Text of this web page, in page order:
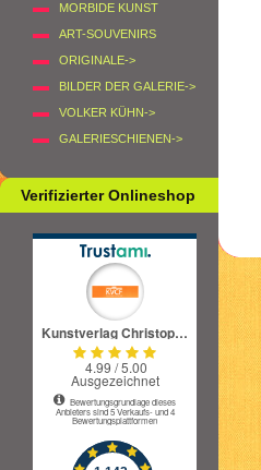
MORBIDE KUNST
ART-SOUVENIRS
ORIGINALE->
BILDER DER GALERIE->
VOLKER KÜHN->
GALERIESCHIENEN->
Verifizierter Onlineshop